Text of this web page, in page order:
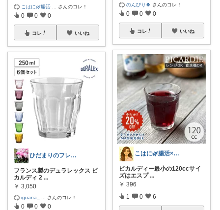
こはに🌿腸活 さんのコレ！
0 0 0
コレ いいね
ひだまりのフレンチ🩷ガーデン
フランス製のデュラレックス ピ
カルディ 2 ...
￥ 3,050
iguana_ さんのコレ！
0 0 0
のんびり🍀 さんのコレ！
0 0 0
コレ いいね
こはに🌿腸活×美容×暮らし
ピカルディー最小の120ccサイ
ズはエスプ ...
￥ 396
1 0 6